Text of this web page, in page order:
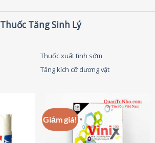
Thuốc Tăng Sinh Lý
Thuốc xuất tinh sớm
Tăng kích cỡ dương vật
Giảm giá!